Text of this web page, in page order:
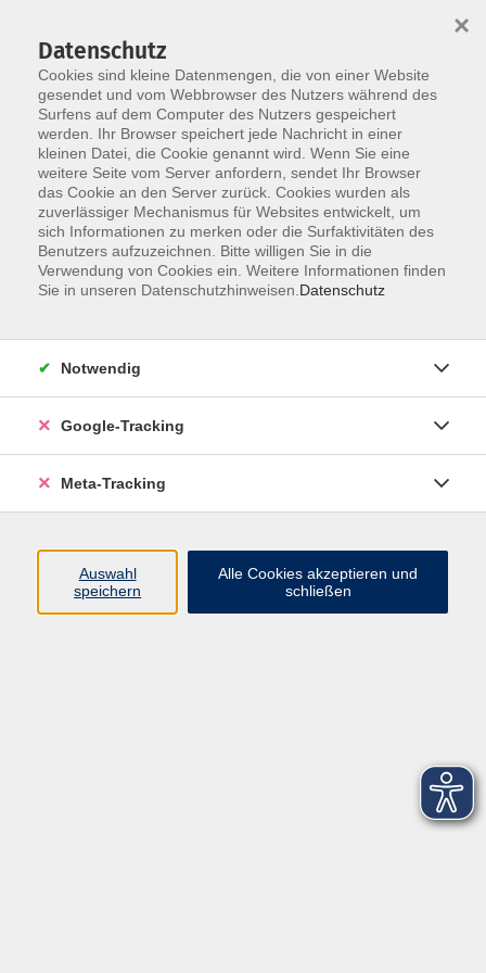
Skip to main content
Der Kurs konnte nicht gefunden werden.
Über uns
Datenschutz
Cookies sind kleine Datenmengen, die von einer Website
gesendet und vom Webbrowser des Nutzers während des
Surfens auf dem Computer des Nutzers gespeichert
werden. Ihr Browser speichert jede Nachricht in einer
kleinen Datei, die Cookie genannt wird. Wenn Sie eine
weitere Seite vom Server anfordern, sendet Ihr Browser
das Cookie an den Server zurück. Cookies wurden als
zuverlässiger Mechanismus für Websites entwickelt, um
sich Informationen zu merken oder die Surfaktivitäten des
Benutzers aufzuzeichnen. Bitte willigen Sie in die
Verwendung von Cookies ein. Weitere Informationen finden
Sie in unseren Datenschutzhinweisen. Datenschutz
×
Notwendig
Google-Tracking
Meta-Tracking
Auswahl
speichern
Alle Cookies akzeptieren und
schließen